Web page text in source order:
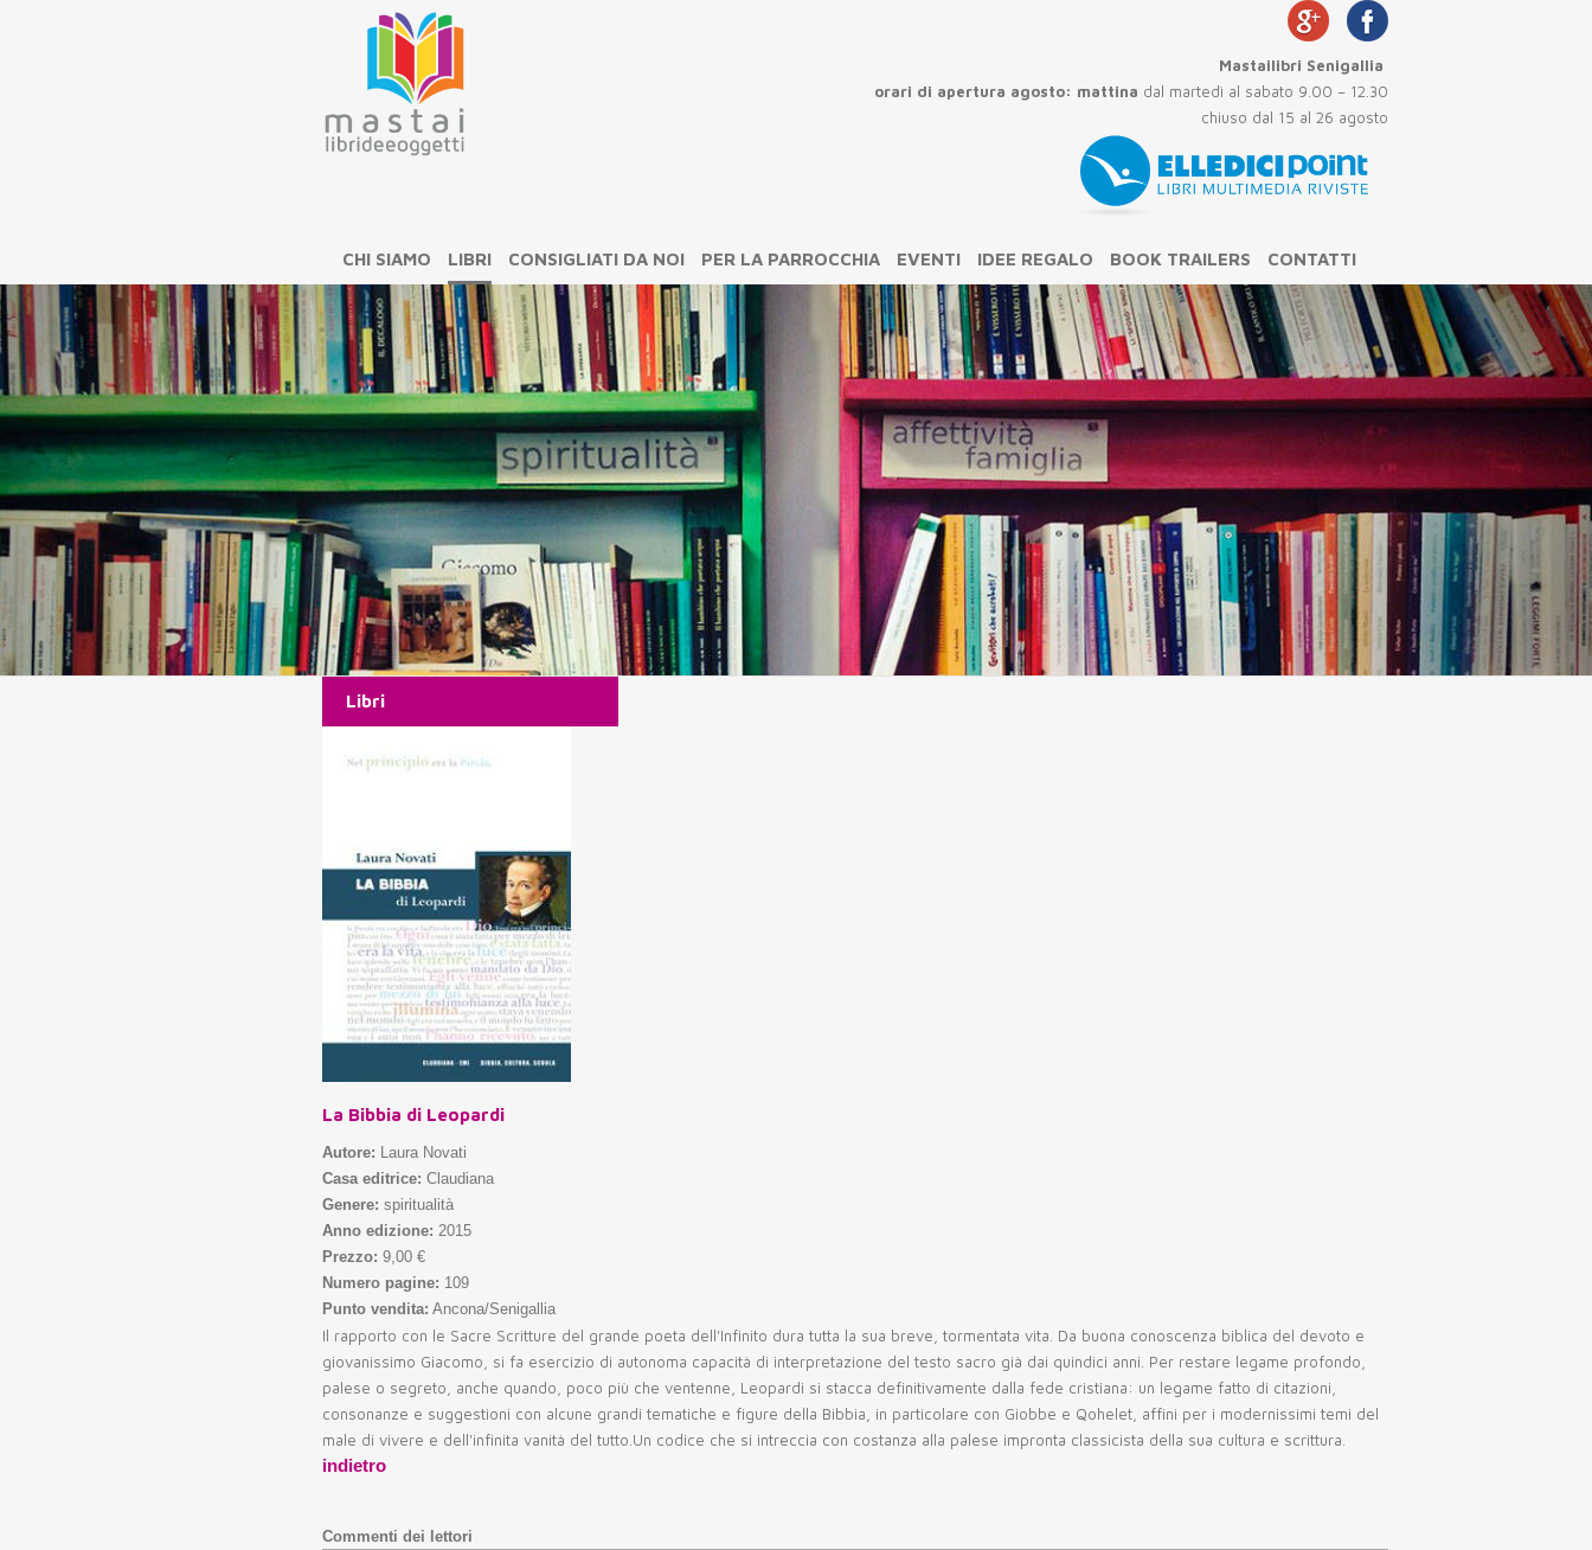
CHI SIAMO LIBRI CONSIGLIATI DA NOI PER LA PARROCCHIA EVENTI IDEE REGALO BOOK TRAILERS CONTATTI
Mastailibri Senigallia
orari di apertura agosto: mattina dal martedì al sabato 9.00 – 12.30
chiuso dal 15 al 26 agosto
Libri
La Bibbia di Leopardi
Autore: Laura Novati
Casa editrice: Claudiana
Genere: spiritualità
Anno edizione: 2015
Prezzo: 9,00 €
Numero pagine: 109
Punto vendita: Ancona/Senigallia
Il rapporto con le Sacre Scritture del grande poeta dell'Infinito dura tutta la sua breve, tormentata vita. Da buona conoscenza biblica del devoto e
giovanissimo Giacomo, si fa esercizio di autonoma capacità di interpretazione del testo sacro già dai quindici anni. Per restare legame profondo,
palese o segreto, anche quando, poco più che ventenne, Leopardi si stacca definitivamente dalla fede cristiana: un legame fatto di citazioni,
consonanze e suggestioni con alcune grandi tematiche e figure della Bibbia, in particolare con Giobbe e Qohelet, affini per i modernissimi temi del
male di vivere e dell'infinita vanità del tutto.Un codice che si intreccia con costanza alla palese impronta classicista della sua cultura e scrittura.
indietro
Commenti dei lettori